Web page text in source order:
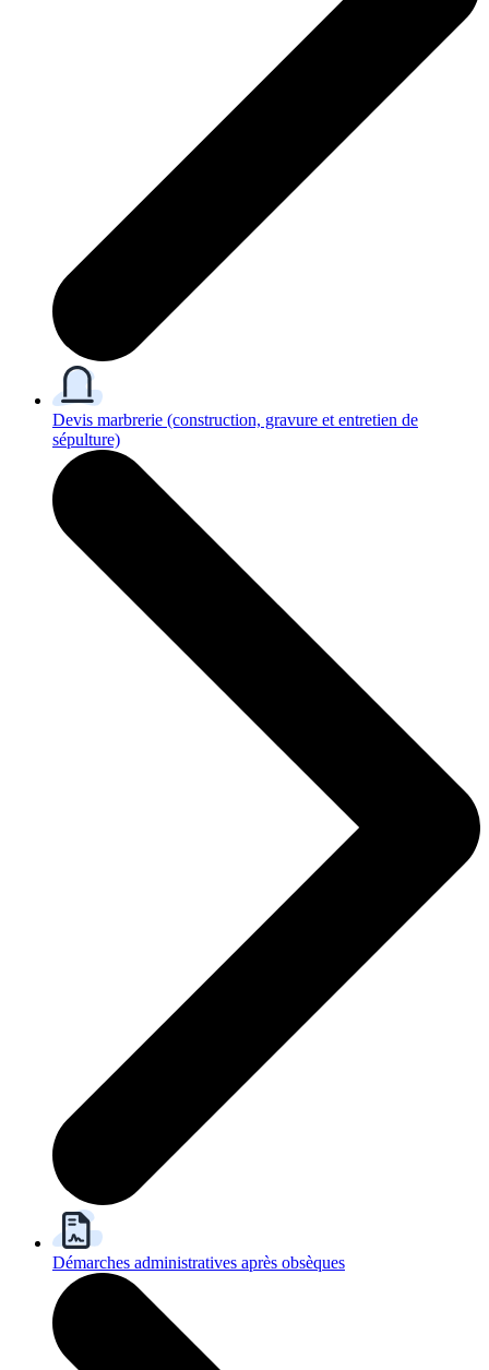
Devis marbrerie (construction, gravure et entretien de
sépulture)
Démarches administratives après obsèques